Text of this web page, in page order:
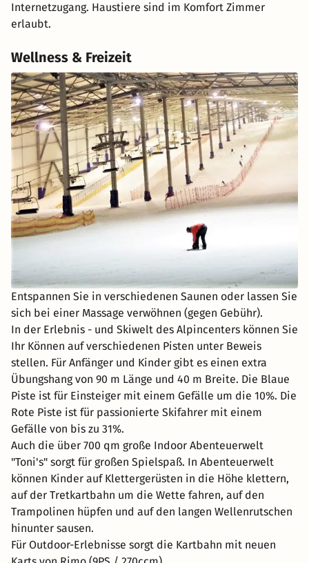
Internetzugang. Haustiere sind im Komfort Zimmer
erlaubt.
Wellness & Freizeit
Entspannen Sie in verschiedenen Saunen oder lassen Sie
sich bei einer Massage verwöhnen (gegen Gebühr).
In der Erlebnis - und Skiwelt des Alpincenters können Sie
Ihr Können auf verschiedenen Pisten unter Beweis
stellen. Für Anfänger und Kinder gibt es einen extra
Übungshang von 90 m Länge und 40 m Breite. Die Blaue
Piste ist für Einsteiger mit einem Gefälle um die 10%. Die
Rote Piste ist für passionierte Skifahrer mit einem
Gefälle von bis zu 31%.
Auch die über 700 qm große Indoor Abenteuerwelt
"Toni's" sorgt für großen Spielspaß. In Abenteuerwelt
können Kinder auf Klettergerüsten in die Höhe klettern,
auf der Tretkartbahn um die Wette fahren, auf den
Trampolinen hüpfen und auf den langen Wellenrutschen
hinunter sausen.
Für Outdoor-Erlebnisse sorgt die Kartbahn mit neuen